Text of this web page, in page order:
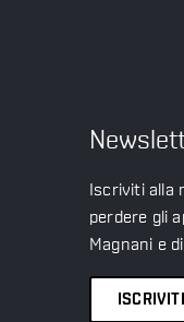
Iscriviti alla
perdere gli
Magnani e
ISCRIVITI